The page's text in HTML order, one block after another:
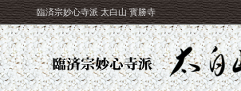
臨済宗妙心寺派 太白山 寳勝寺